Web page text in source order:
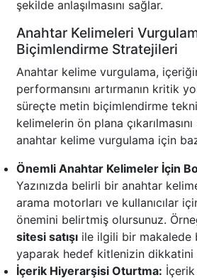
şekilde anlaşılmasını sağlar.
Anahtar Kelimeleri
Biçimlendirme Stratejileri
Anahtar kelime vurgulama,
performansını artırmanın kritik
süreçte metin biçimlendirme
kelimelerin ön plana
anahtar kelime vurgulama için
Önemli Anahtar Kelimeler İçin
Yazınızda belirli bir anahtar
arama motorları ve kullanıcılar
önemini belirtmiş olursunuz.
sitesi satışı ile ilgili bir makalede
yaparak hedef kitlenizin dikkatini
İçerik Hiyerarşisi Oturtma: